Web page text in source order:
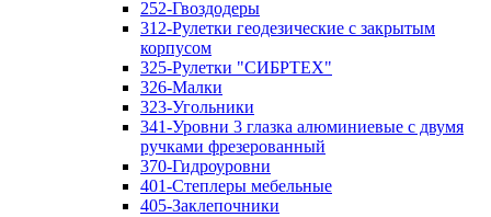
252-Гвоздодеры
312-Рулетки геодезические с закрытым
корпусом
325-Рулетки "СИБРТЕХ"
326-Малки
323-Угольники
341-Уровни 3 глазка алюминиевые с двумя
ручками фрезерованный
370-Гидроуровни
401-Степлеры мебельные
405-Заклепочники